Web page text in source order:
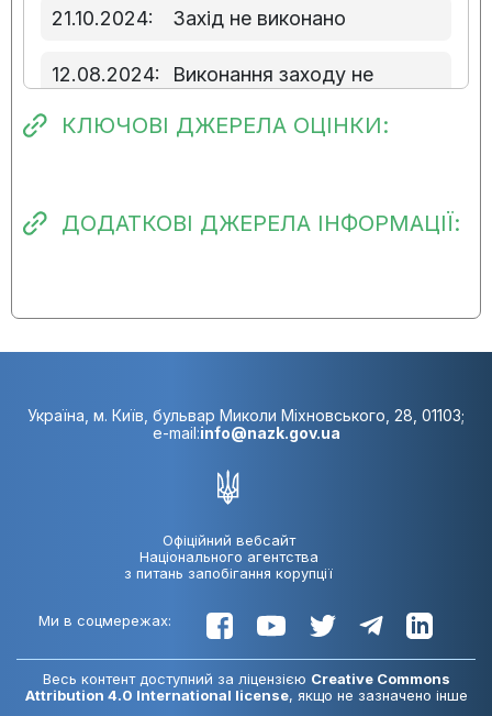
21.10.2024: Захід не виконано
12.08.2024:
Виконання заходу не
13.02.2024: Виконання заходу не
розпочато
КЛЮЧОВІ ДЖЕРЕЛА ОЦІНКИ:
ДОДАТКОВІ ДЖЕРЕЛА ІНФОРМАЦІЇ:
Україна, м. Київ, бульвар Миколи Міхновського, 28, 01103;
e-mail:info@nazk.gov.ua
Офіційний вебсайт
Національного агентства
з питань запобігання корупції
Ми в соцмережах:
Весь контент доступний за ліцензією Creative Commons
Attribution 4.0 International license, якщо не зазначено інше